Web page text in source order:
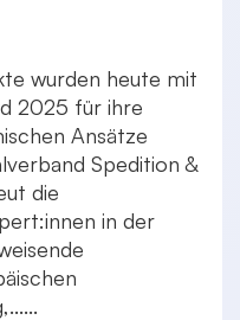
wurden heute mit
2025 für ihre
Ansätze
Spedition &
die
in der